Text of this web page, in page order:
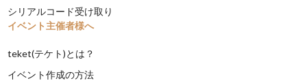
シリアルコード受け取り
イベント主催者様へ
teket(テケト)とは？
イベント作成の方法